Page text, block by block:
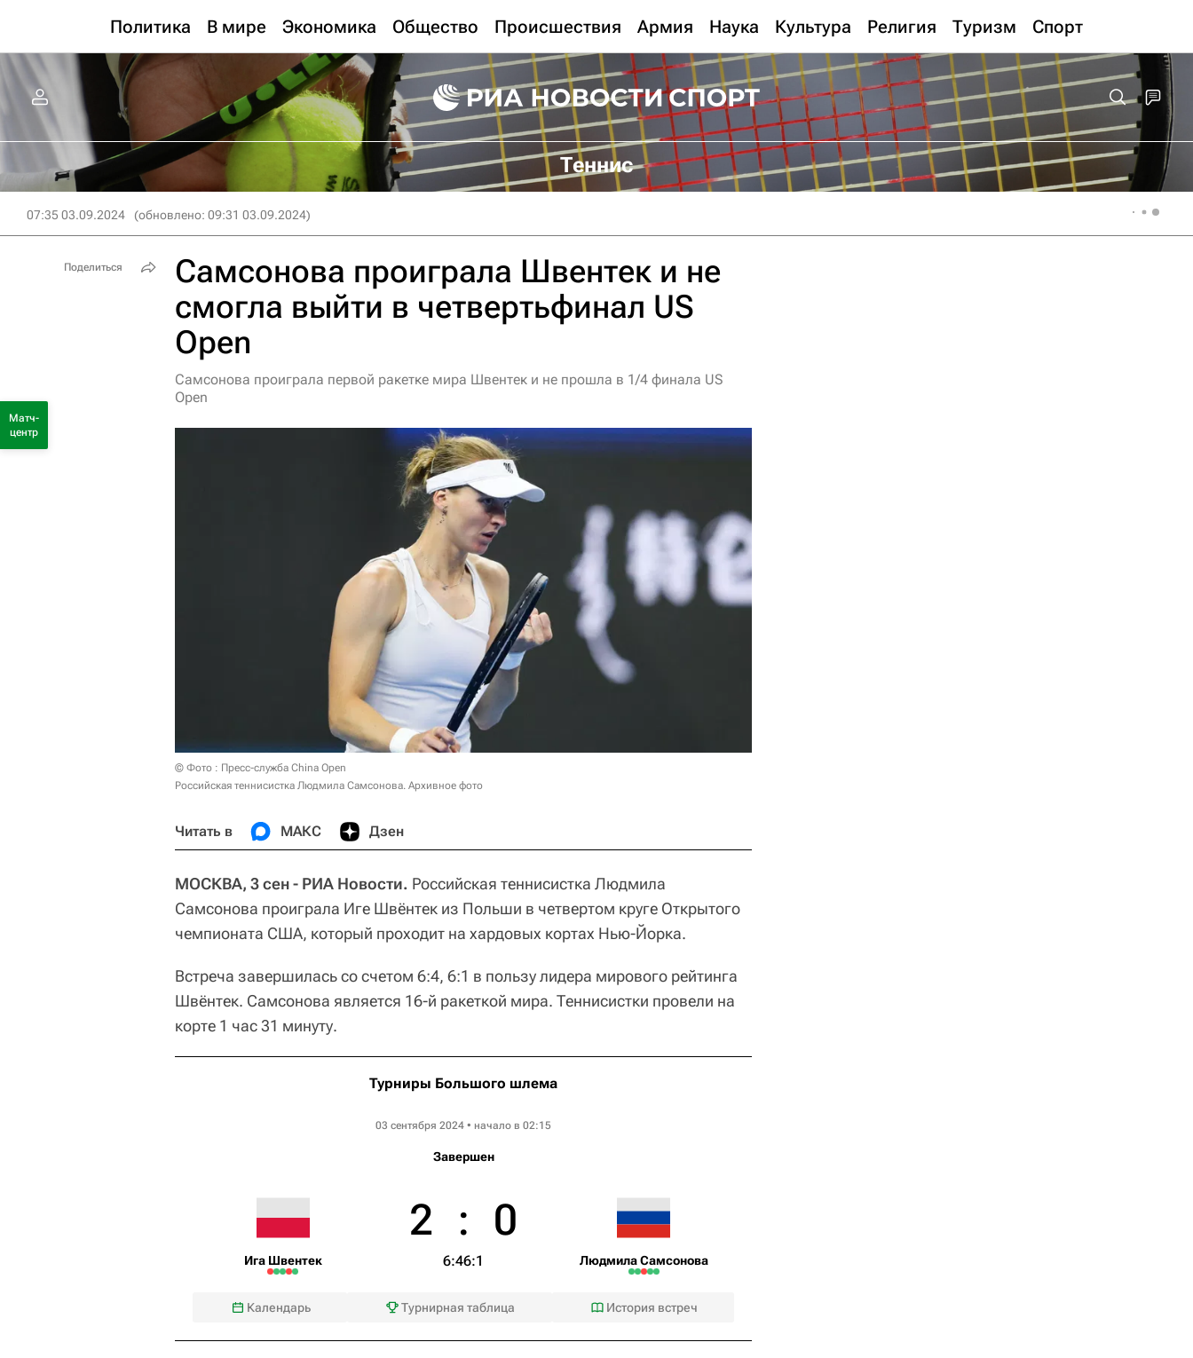
Политика В мире Экономика Общество Происшествия Армия Наука Культура Религия Туризм Спорт
Теннис
07:35 03.09.2024 (обновлено: 09:31 03.09.2024)
Самсонова проиграла Швентек и не
смогла выйти в четвертьфинал US
Open
Самсонова проиграла первой ракетке мира Швентек и не прошла в 1/4 финала US
Open
© Фото : Пресс-служба China Open
Российская теннисистка Людмила Самсонова. Архивное фото
Читать в МАКС Дзен
МОСКВА, 3 сен - РИА Новости. Российская теннисистка Людмила
Самсонова проиграла Иге Швёнтек из Польши в четвертом круге Открытого
чемпионата США, который проходит на хардовых кортах Нью-Йорка.
Встреча завершилась со счетом 6:4, 6:1 в пользу лидера мирового рейтинга
Швёнтек. Самсонова является 16-й ракеткой мира. Теннисистки провели на
корте 1 час 31 минуту.
Турниры Большого шлема
03 сентября 2024 • начало в 02:15
Завершен
Ига Швентек
2 : 0
6:46:1 Людмила Самсонова
Календарь Турнирная таблица История встреч
Поделиться
Матч-
центр